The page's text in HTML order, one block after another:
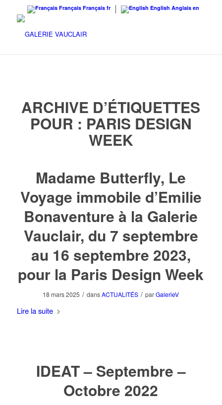
Français Français fr English Anglais en
ARCHIVE D’ÉTIQUETTES
POUR : PARIS DESIGN
WEEK
Madame Butterfly, Le
Voyage immobile d’Emilie
Bonaventure à la Galerie
Vauclair, du 7 septembre
au 16 septembre 2023,
pour la Paris Design Week
18 mars 2025 / dansACTUALITÉS / parGalerieV
Lire la suite
IDEAT – Septembre –
Octobre 2022